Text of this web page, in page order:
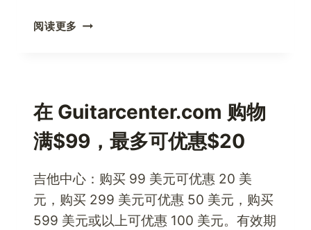
阅读更多 美
跑
鞋
满
美
元
减
20
在 Guitarcenter.com 购物
满$99，最多可优惠$20
吉他中心：购买 99 美元可优惠 20 美
元，购买 299 美元可优惠 50 美元，购买
599 美元或以上可优惠 100 美元。有效期